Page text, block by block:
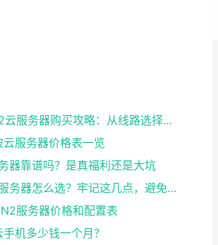
2025美国CN2云服务器购买攻略：从线路选择到实操最全指南
服务器价格表一览
器靠谱吗？是真福利还是大坑
国外便宜的云服务器怎么选？牢记这几点，避免踩坑
服务器价格和配置表
机多少钱一个月？